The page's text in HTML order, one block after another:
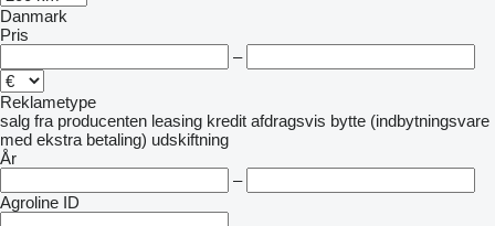
Danmark
Pris
–
Reklametype
salg fra producenten leasing kredit afdragsvis bytte (indbytningsvare
med ekstra betaling) udskiftning
År
–
Agroline ID